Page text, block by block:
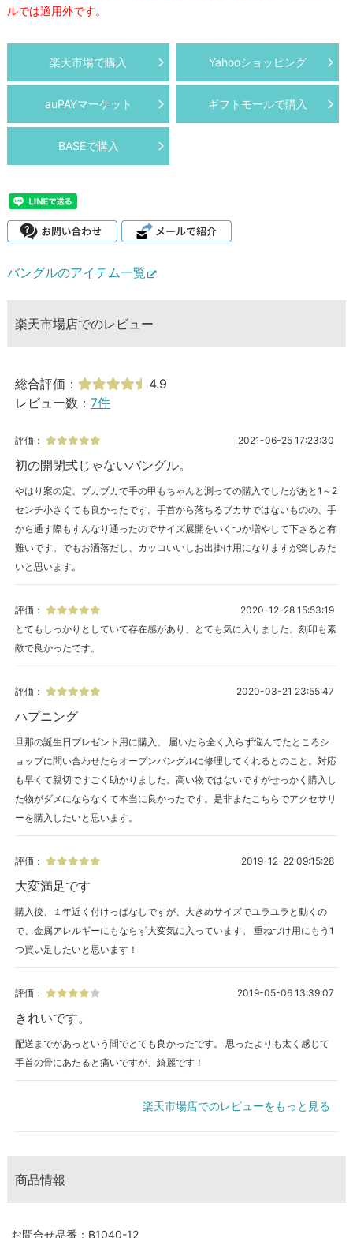
ルでは適用外です。
楽天市場で購入 Yahooショッピング
auPAYマーケット ギフトモールで購入
BASEで購入
バングルのアイテム一覧
楽天市場店でのレビュー
総合評価：
4.9
レビュー数： 7件
評価： 2021-06-25 17:23:30
初の開閉式じゃないバングル。
やはり案の定、ブカブカで手の甲もちゃんと測っての購入でしたがあと1～2
センチ小さくても良かったです。手首から落ちるブカサではないものの、手
から通す際もすんなり通ったのでサイズ展開をいくつか増やして下さると有
難いです。でもお洒落だし、カッコいいしお出掛け用になりますが楽しみた
いと思います。
評価：
2020-12-28 15:53:19
とてもしっかりとしていて存在感があり、とても気に入りました。刻印も素
敵で良かったです。
評価： 2020-03-21 23:55:47
ハプニング
旦那の誕生日プレゼント用に購入。 届いたら全く入らず悩んでたところシ
ョップに問い合わせたらオープンバングルに修理してくれるとのこと。対応
も早くて親切ですごく助かりました。高い物ではないですがせっかく購入し
た物がダメにならなくて本当に良かったです。是非またこちらでアクセサリ
ーを購入したいと思います。
評価： 2019-12-22 09:15:28
大変満足です
購入後、１年近く付けっぱなしですが、大きめサイズでユラユラと動くの
で、金属アレルギーにもならず大変気に入っています。 重ねづけ用にもう1
つ買い足したいと思います！
評価： 2019-05-06 13:39:07
きれいです。
配送までがあっという間でとても良かったです。 思ったよりも太く感じて
手首の骨にあたると痛いですが、綺麗です！
楽天市場店でのレビューをもっと見る
商品情報
お問合せ品番：B1040-12